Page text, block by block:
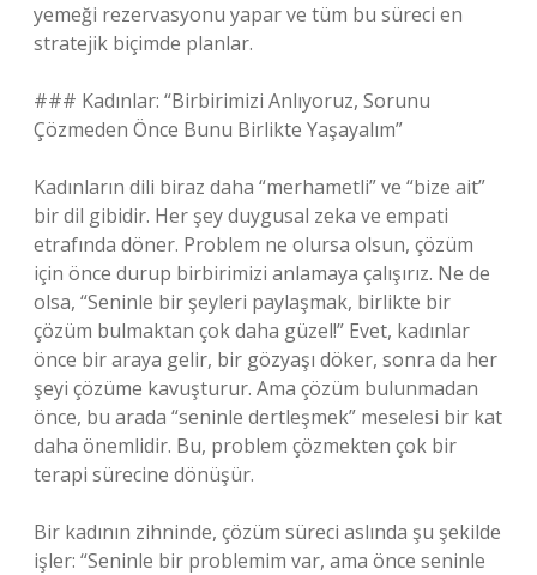
yemeği rezervasyonu yapar ve tüm bu süreci en
stratejik biçimde planlar.
### Kadınlar: “Birbirimizi Anlıyoruz, Sorunu
Çözmeden Önce Bunu Birlikte Yaşayalım”
Kadınların dili biraz daha “merhametli” ve “bize ait”
bir dil gibidir. Her şey duygusal zeka ve empati
etrafında döner. Problem ne olursa olsun, çözüm
için önce durup birbirimizi anlamaya çalışırız. Ne de
olsa, “Seninle bir şeyleri paylaşmak, birlikte bir
çözüm bulmaktan çok daha güzel!” Evet, kadınlar
önce bir araya gelir, bir gözyaşı döker, sonra da her
şeyi çözüme kavuşturur. Ama çözüm bulunmadan
önce, bu arada “seninle dertleşmek” meselesi bir kat
daha önemlidir. Bu, problem çözmekten çok bir
terapi sürecine dönüşür.
Bir kadının zihninde, çözüm süreci aslında şu şekilde
işler: “Seninle bir problemim var, ama önce seninle